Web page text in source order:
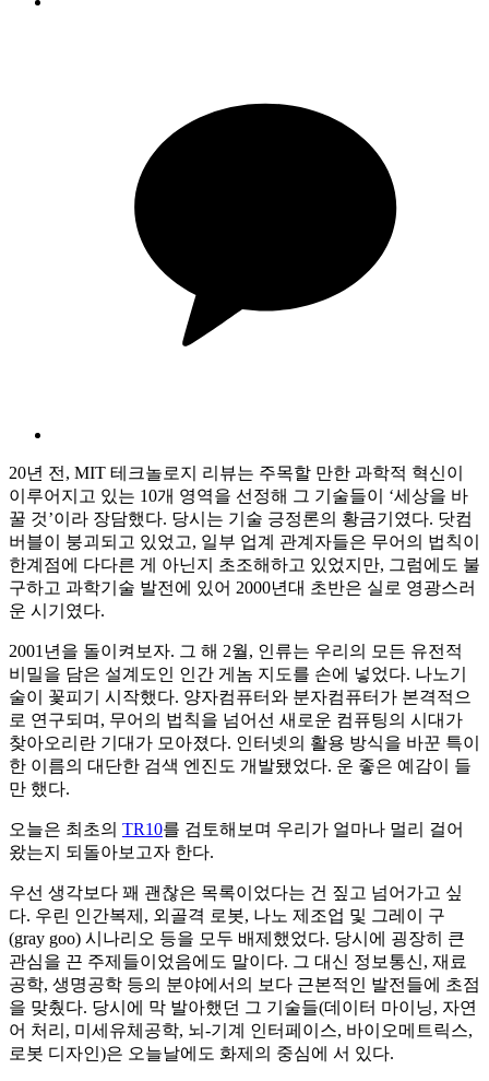
20년 전, MIT 테크놀로지 리뷰는 주목할 만한 과학적 혁신이
이루어지고 있는 10개 영역을 선정해 그 기술들이 ‘세상을 바
꿀 것’이라 장담했다. 당시는 기술 긍정론의 황금기였다. 닷컴
버블이 붕괴되고 있었고, 일부 업계 관계자들은 무어의 법칙이
한계점에 다다른 게 아닌지 초조해하고 있었지만, 그럼에도 불
구하고 과학기술 발전에 있어 2000년대 초반은 실로 영광스러
운 시기였다.
2001년을 돌이켜보자. 그 해 2월, 인류는 우리의 모든 유전적
비밀을 담은 설계도인 인간 게놈 지도를 손에 넣었다. 나노기
술이 꽃피기 시작했다. 양자컴퓨터와 분자컴퓨터가 본격적으
로 연구되며, 무어의 법칙을 넘어선 새로운 컴퓨팅의 시대가
찾아오리란 기대가 모아졌다. 인터넷의 활용 방식을 바꾼 특이
한 이름의 대단한 검색 엔진도 개발됐었다. 운 좋은 예감이 들
만 했다.
오늘은 최초의 TR10를 검토해보며 우리가 얼마나 멀리 걸어
왔는지 되돌아보고자 한다.
우선 생각보다 꽤 괜찮은 목록이었다는 건 짚고 넘어가고 싶
다. 우린 인간복제, 외골격 로봇, 나노 제조업 및 그레이 구
(gray goo) 시나리오 등을 모두 배제했었다. 당시에 굉장히 큰
관심을 끈 주제들이었음에도 말이다. 그 대신 정보통신, 재료
공학, 생명공학 등의 분야에서의 보다 근본적인 발전들에 초점
을 맞췄다. 당시에 막 발아했던 그 기술들(데이터 마이닝, 자연
어 처리, 미세유체공학, 뇌-기계 인터페이스, 바이오메트릭스,
로봇 디자인)은 오늘날에도 화제의 중심에 서 있다.